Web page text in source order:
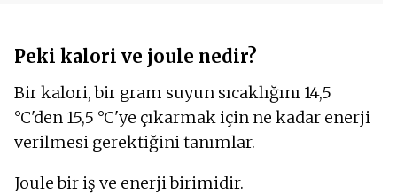
Peki kalori ve joule nedir?
Bir kalori, bir gram suyun sıcaklığını 14,5
°C'den 15,5 °C'ye çıkarmak için ne kadar enerji
verilmesi gerektiğini tanımlar.
Joule bir iş ve enerji birimidir.